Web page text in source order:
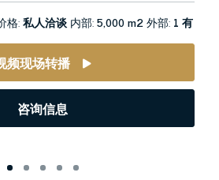
格:私人洽谈 内部:5,000 m2外部: 1 有
频现场转播
咨询信息